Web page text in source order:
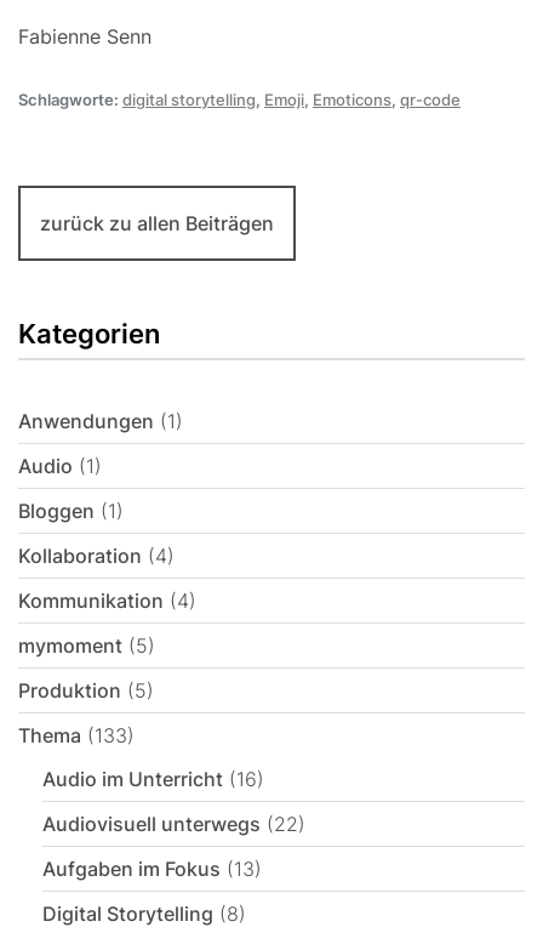
Fabienne Senn
Schlagworte: digital storytelling, Emoji, Emoticons, qr-code
zurück zu allen Beiträgen
Kategorien
Anwendungen (1)
Audio (1)
Bloggen (1)
Kollaboration (4)
Kommunikation (4)
mymoment (5)
Produktion (5)
Thema (133)
Audio im Unterricht (16)
Audiovisuell unterwegs (22)
Aufgaben im Fokus (13)
Digital Storytelling (8)